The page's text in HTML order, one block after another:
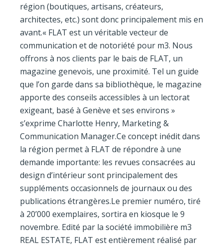
région (boutiques, artisans, créateurs,
architectes, etc.) sont donc principalement mis en
avant.« FLAT est un véritable vecteur de
communication et de notoriété pour m3. Nous
offrons à nos clients par le bais de FLAT, un
magazine genevois, une proximité. Tel un guide
que l’on garde dans sa bibliothèque, le magazine
apporte des conseils accessibles à un lectorat
exigeant, basé à Genève et ses environs »
s’exprime Charlotte Henry, Marketing &
Communication Manager.Ce concept inédit dans
la région permet à FLAT de répondre à une
demande importante: les revues consacrées au
design d’intérieur sont principalement des
suppléments occasionnels de journaux ou des
publications étrangères.Le premier numéro, tiré
à 20’000 exemplaires, sortira en kiosque le 9
novembre. Edité par la société immobilière m3
REAL ESTATE, FLAT est entièrement réalisé par